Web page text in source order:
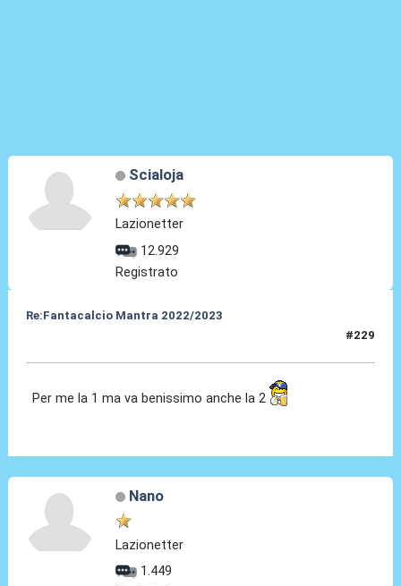
Scialoja
Lazionetter
12.929
Registrato
Re:Fantacalcio Mantra 2022/2023
#229
Per me la 1 ma va benissimo anche la 2
Nano
Lazionetter
1.449